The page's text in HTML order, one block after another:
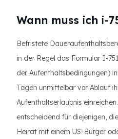
Wann muss ich i-
Befristete
in der Regel das Formular I-
der Aufenthaltsbedingungen)
Tagen unmittelbar vor Ablauf
Aufenthaltserlaubnis
entscheidend für diejenigen,
Heirat mit einem US-Bürger